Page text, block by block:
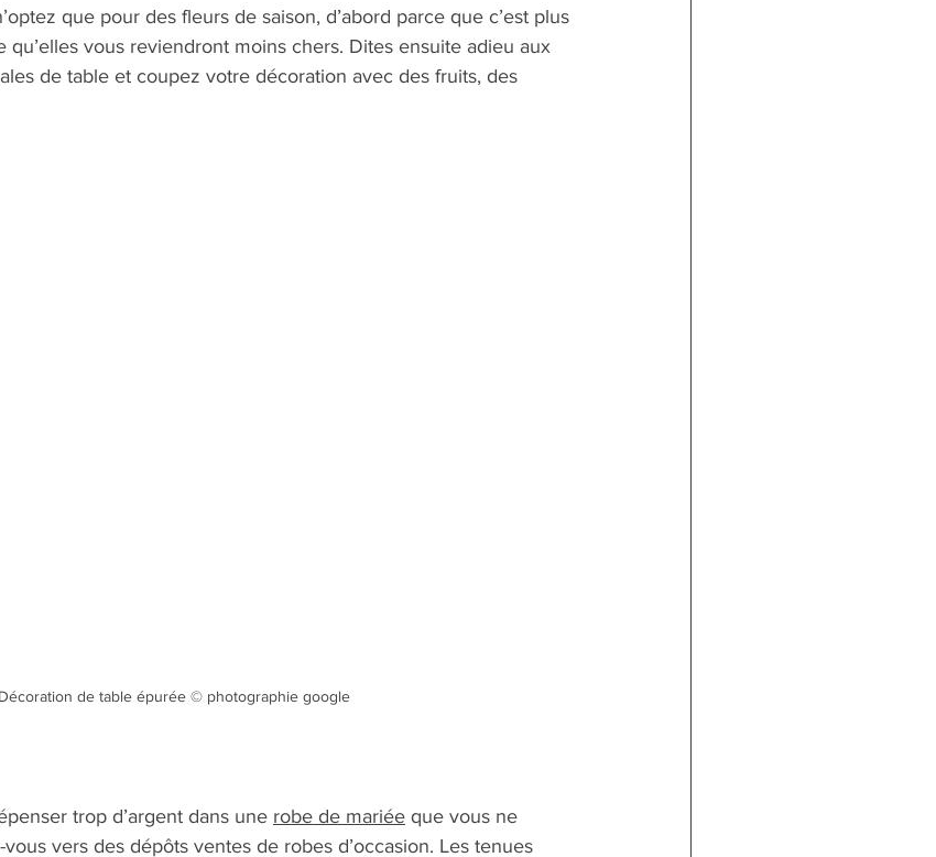
que pour des fleurs de saison, d’abord parce que c’est plus
vous reviendront moins chers. Dites ensuite adieu aux
de table et coupez votre décoration avec des fruits, des
Décoration de table épurée © photographie google
trop d’argent dans une robe de mariée que vous ne
vers des dépôts ventes de robes d’occasion. Les tenues